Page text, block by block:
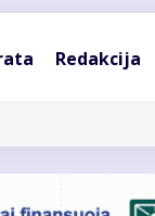
Redakcija